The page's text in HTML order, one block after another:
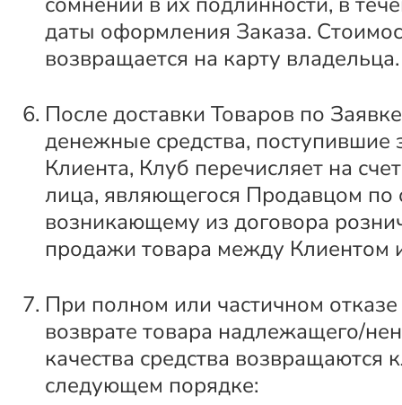
даты оформления Заказа.
возвращается на карту владельца.
После доставки Товаров по
денежные средства, поступившие
Клиента, Клуб перечисляет на
лица, являющегося Продавцом по
возникающему из договора
продажи товара между Клиентом
При полном или частичном отказе
возврате товара надлежащего/
качества средства возвращаются
следующем порядке: